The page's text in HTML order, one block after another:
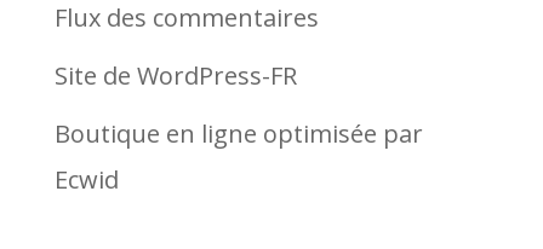
Flux des commentaires
Site de WordPress-FR
Boutique en ligne optimisée par
Ecwid